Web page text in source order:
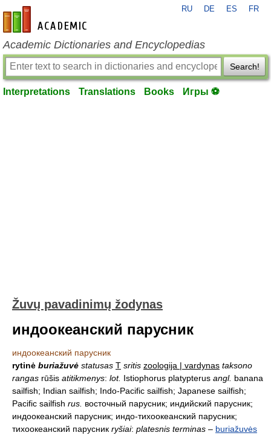
en-academic.com
RU DE ES FR
Academic Dictionaries and Encyclopedias
Search!
Interpretations Translations Books Игры ⚽
Žuvų pavadinimų žodynas
индоокеанский парусник
индоокеанский парусник
rytinė buriažuvė statusas T sritis zoologija | vardynas taksono
rangas rūšis atitikmenys: lot. Istiophorus platypterus angl. banana
sailfish; Indian sailfish; Indo-Pacific sailfish; Japanese sailfish;
Pacific sailfish rus. восточный парусник; индийский парусник;
индоокеанский парусник; индо-тихоокеанский парусник;
тихоокеанский парусник ryšiai: platesnis terminas – buriažuvės